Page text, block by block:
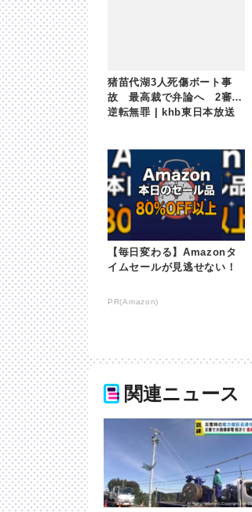
猪苗代湖3人死傷ボート事
故 最高裁で弁論へ 2審は
逆転無罪 | khb東日本放送
【毎日変わる】Amazonタ
イムセールが見逃せない！
PR(Amazon)
関連ニュース